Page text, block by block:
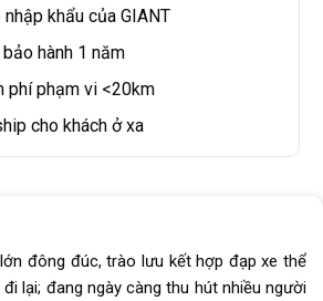
khẩu của GIANT
hành 1 năm
phí phạm vi <20km
cho khách ở xa
đông đúc, trào lưu kết hợp đạp xe thể
lại; đang ngày càng thu hút nhiều người